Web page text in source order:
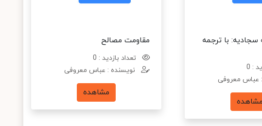
با ترجمه
: 0
عباس معروفی
مشاهده
مقاومت مصالح
تعداد بازدید : 0
نویسنده : عباس معروفی
مشاهده